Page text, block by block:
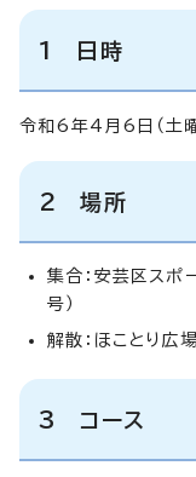
1 日時
令和6年4月6日（土
2 場所
集合：安芸区スポ
号）
解散：ほことり広
3 コース